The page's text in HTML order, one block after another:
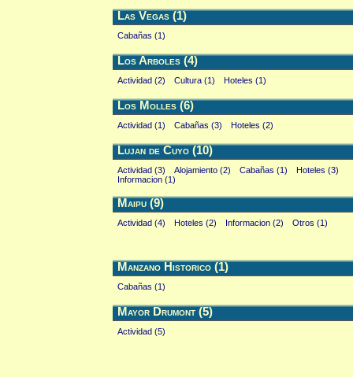
Las Vegas (1)
Cabañas (1)
Los Arboles (4)
Actividad (2) Cultura (1) Hoteles (1)
Los Molles (6)
Actividad (1) Cabañas (3) Hoteles (2)
Lujan de Cuyo (10)
Actividad (3) Alojamiento (2) Cabañas (1)
Hoteles (3)
Informacion (1)
Maipu (9)
Actividad (4) Hoteles (2) Informacion (2) Otros (1)
Manzano Historico (1)
Cabañas (1)
Mayor Drumont (5)
Actividad (5)